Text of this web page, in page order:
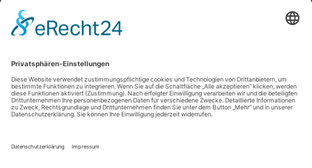
Bürozeiten
Impressum
So erreichen Sie uns